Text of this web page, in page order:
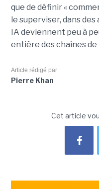
que de définir «
le superviser, dans
IA deviennent peu à
entière des chaînes
Article rédigé par
Pierre Khan
Cet article